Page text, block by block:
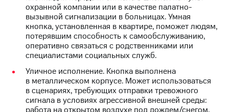
выкупа
акций
Дивиденды
Рынок
облигаций
Описание
Еврооблигации-2023
Уведомление
о
погашении
охранной компании или в качестве палатно-
вызывной сигнализации в больницах. Умная
кнопка, установленная в квартире, поможет людям,
потерявшим способность к самообслуживанию,
оперативно связаться с родственниками или
специалистами социальных служб.
Уличное исполнение. Кнопка выполнена
в металлическом корпусе. Может использоваться
в сценариях, требующих отправки тревожного
сигнала в условиях агрессивной внешней среды: